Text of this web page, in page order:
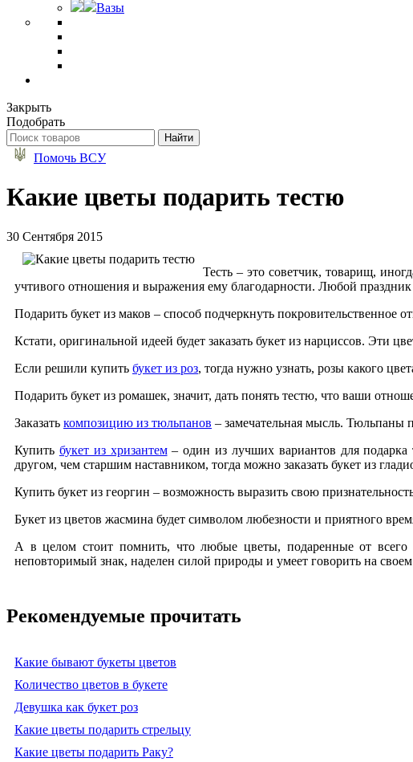
Вазы
Закрыть
Подобрать
Помочь ВСУ
Какие цветы подарить тестю
30 Сентября 2015
Тесть – это советчик, товарищ,
учтивого отношения и выражения ему благодарности. Любой
Подарить букет из маков – способ подчеркнуть покровительственное
Кстати, оригинальной идеей будет заказать букет из нарциссов. Эти
Если решили купить букет из роз, тогда нужно узнать, розы какого
Подарить букет из ромашек, значит, дать понять тестю, что ваши
Заказать композицию из тюльпанов – замечательная мысль. Тюльпаны
Купить букет из хризантем– один из лучших вариантов для подарка
другом, чем старшим наставником, тогда можно заказать букет из
Купить букет из георгин – возможность выразить свою
Букет из цветов жасмина будет символом любезности и приятного
А в целом стоит помнить, что любые цветы, подаренные от всего
неповторимый знак, наделен силой природы и умеет говорить на
Рекомендуемые прочитать
Какие бывают букеты цветов
Количество цветов в букете
Девушка как букет роз
Какие цветы подарить стрельцу
Какие цветы подарить Раку?